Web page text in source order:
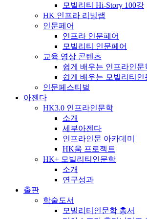
모빌리티 Hi-Story 100강
HK 인프라 리빙랩
인문페어
인프라 인문페어
모빌리티 인문페어
교육 영상 콘텐츠
쉽게 배우는 인프라인문
쉽게 배우는 모빌리티인
인문페스티벌
아젠다
HK3.0 인프라인문학
소개
세부아젠다
인프라인문 아카데미
HK움 프로젝트
HK+ 모빌리티인문학
소개
연구성과
출판
학술도서
모빌리티인문학 총서